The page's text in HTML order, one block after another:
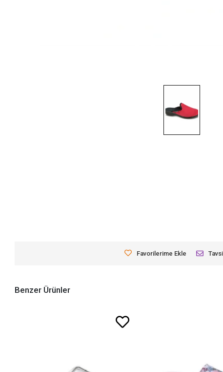
Favorilerime Ekle
Benzer Ürünler